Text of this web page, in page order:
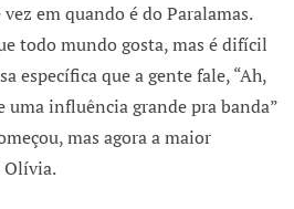
em quando é do Paralamas.
todo mundo gosta, mas é difícil
específica que a gente fale, “Ah,
uma influência grande pra banda”
mas agora a maior
Olívia.